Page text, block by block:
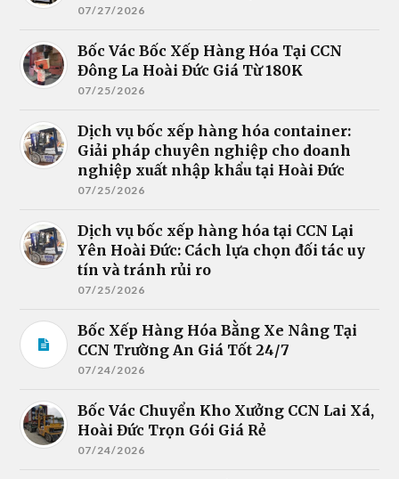
07/27/2026
Bốc Vác Bốc Xếp Hàng Hóa Tại CCN
Đông La Hoài Đức Giá Từ 180K
07/25/2026
Dịch vụ bốc xếp hàng hóa container:
Giải pháp chuyên nghiệp cho doanh
nghiệp xuất nhập khẩu tại Hoài Đức
07/25/2026
Dịch vụ bốc xếp hàng hóa tại CCN Lại
Yên Hoài Đức: Cách lựa chọn đối tác uy
tín và tránh rủi ro
07/25/2026
Bốc Xếp Hàng Hóa Bằng Xe Nâng Tại
CCN Trường An Giá Tốt 24/7
07/24/2026
Bốc Vác Chuyển Kho Xưởng CCN Lai Xá,
Hoài Đức Trọn Gói Giá Rẻ
07/24/2026